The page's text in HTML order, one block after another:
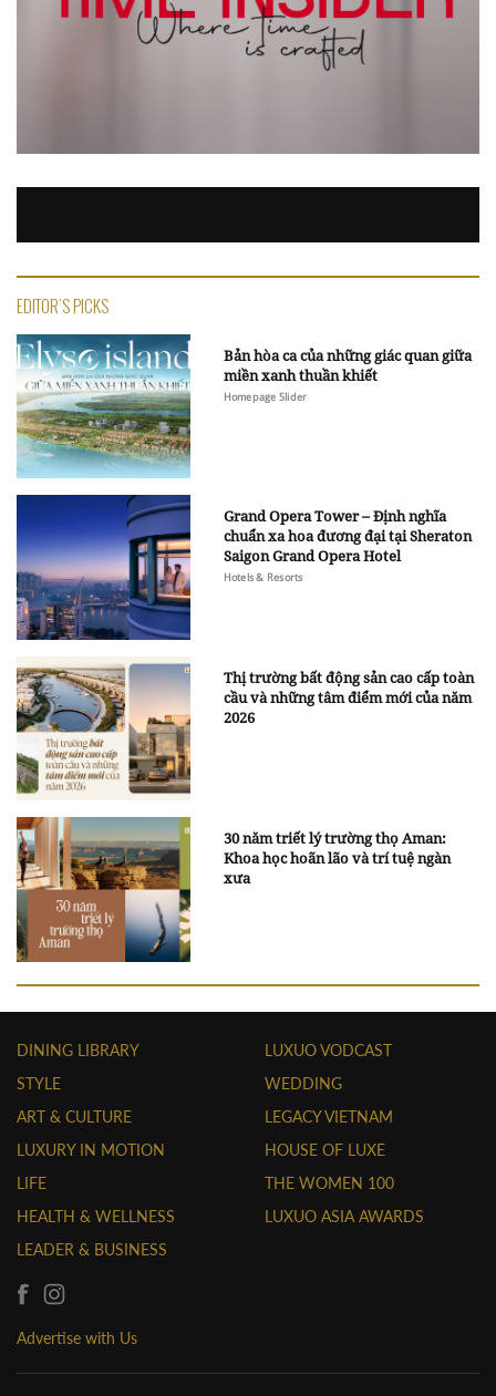
EDITOR'S PICKS
Bản hòa ca của những giác quan giữa
miền xanh thuần khiết
Homepage Slider
Grand Opera Tower – Định nghĩa
chuẩn xa hoa đương đại tại Sheraton
Saigon Grand Opera Hotel
Hotels & Resorts
Thị trường bất động sản cao cấp toàn
cầu và những tâm điểm mới của năm
2026
30 năm triết lý trường thọ Aman:
Khoa học hoãn lão và trí tuệ ngàn
xưa
DINING LIBRARY
STYLE
ART & CULTURE
LUXURY IN MOTION
LIFE
HEALTH & WELLNESS
LEADER & BUSINESS
LUXUO VODCAST
WEDDING
LEGACY VIETNAM
HOUSE OF LUXE
THE WOMEN 100
LUXUO ASIA AWARDS
Advertise with Us